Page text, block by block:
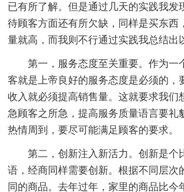
已有所了解。但是通过几天的实践我发
待顾客方面还有所欠缺，同样是买东西
量就高，而我则不行通过实践我总结出
第一，服务态度至关重要。作为一
客就是上帝良好的服务态度是必须的，
收入就必须提高销售量。这就要求我们
急顾客之所急，提高服务质量语言要礼
热情周到，要尽可能满足顾客的要求。
第二，创新注入新活力。创新是个
语，经商同样需要创新。根据不同层次
同的商品。去年过年，家里的商品比今